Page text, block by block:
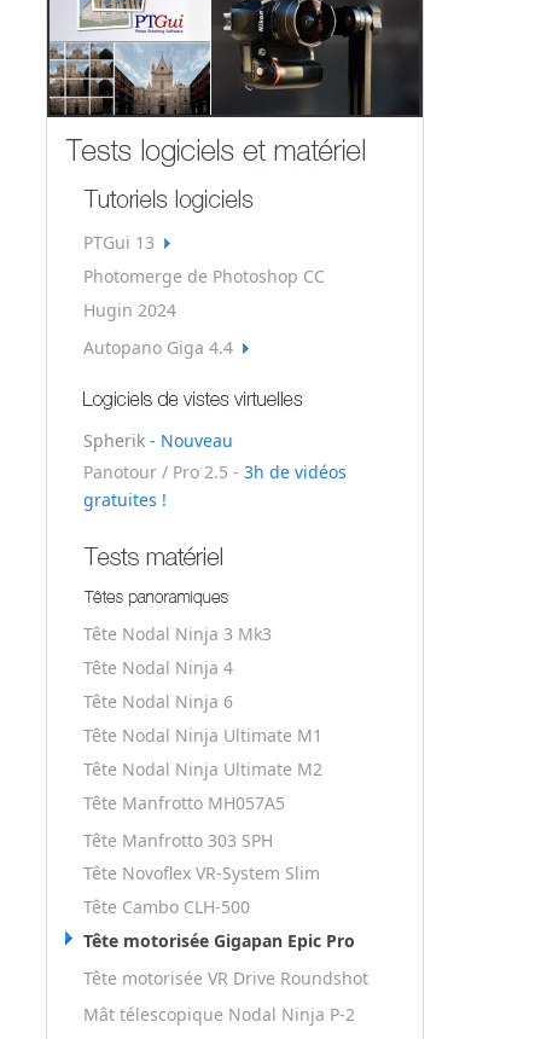
PTGui 13
Photomerge de Photoshop CC
Hugin 2024
Autopano Giga 4.4
Spherik - Nouveau
Panotour / Pro 2.5 - 3h de vidéos
gratuites !
Tête Nodal Ninja 3 Mk3
Tête Nodal Ninja 4
Tête Nodal Ninja 6
Tête Nodal Ninja Ultimate M1
Tête Nodal Ninja Ultimate M2
Tête Manfrotto MH057A5
Tête Manfrotto 303 SPH
Tête Novoflex VR-System Slim
Tête Cambo CLH-500
Tête motorisée Gigapan Epic Pro
Tête motorisée VR Drive Roundshot
Mât télescopique Nodal Ninja P-2